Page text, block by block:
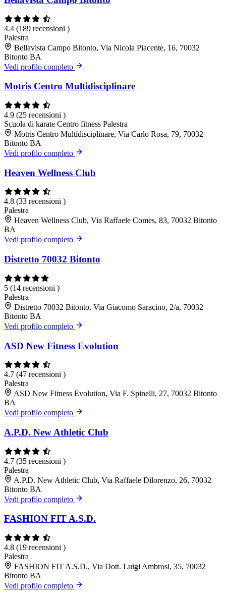
4.4 (189 recensioni )
Palestra
Bellavista Campo Bitonto, Via Nicola Piacente, 16, 70032
Bitonto BA
Vedi profilo completo
Motris Centro Multidisciplinare
4.9 (25 recensioni )
Scuola di karate Centro fitness Palestra
Motris Centro Multidisciplinare, Via Carlo Rosa, 79, 70032
Bitonto BA
Vedi profilo completo
Heaven Wellness Club
4.8 (33 recensioni )
Palestra
Heaven Wellness Club, Via Raffaele Comes, 83, 70032 Bitonto
BA
Vedi profilo completo
Distretto 70032 Bitonto
5 (14 recensioni )
Palestra
Distretto 70032 Bitonto, Via Giacomo Saracino, 2/a, 70032
Bitonto BA
Vedi profilo completo
ASD New Fitness Evolution
4.7 (47 recensioni )
Palestra
ASD New Fitness Evolution, Via F. Spinelli, 27, 70032 Bitonto
BA
Vedi profilo completo
A.P.D. New Athletic Club
4.7 (35 recensioni )
Palestra
A.P.D. New Athletic Club, Via Raffaele Dilorenzo, 26, 70032
Bitonto BA
Vedi profilo completo
FASHION FIT A.S.D.
4.8 (19 recensioni )
Palestra
FASHION FIT A.S.D., Via Dott. Luigi Ambrosi, 35, 70032
Bitonto BA
Vedi profilo completo